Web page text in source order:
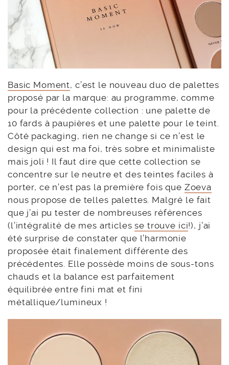
Basic Moment, c’est le nouveau duo de palettes
proposé par la marque: au programme, comme
pour la précédente collection : une palette de
10 fards à paupières et une palette pour le teint.
Côté packaging, rien ne change si ce n’est le
design qui est ma foi, très sobre et minimaliste
mais joli ! Il faut dire que cette collection se
concentre sur le neutre et des teintes faciles à
porter, ce n’est pas la première fois que Zoeva
nous propose de telles palettes. Malgré le fait
que j’ai pu tester de nombreuses références
(l’intégralité de mes articlesse trouve ici!), j’ai
été surprise de constater que l’harmonie
proposée était finalement différente des
précédentes. Elle possède moins de sous-tons
chauds et la balance est parfaitement
équilibrée entre fini mat et fini
métallique/lumineux !